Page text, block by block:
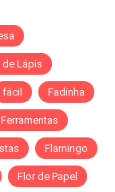
Lápis
fácil Fadinha
Ferramentas
Flamingo
Flor de Papel